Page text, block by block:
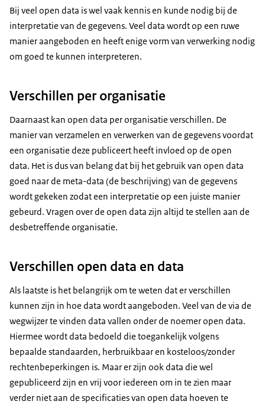
Bij veel open data is wel vaak kennis en kunde nodig bij de
interpretatie van de gegevens. Veel data wordt op een ruwe
manier aangeboden en heeft enige vorm van verwerking nodig
om goed te kunnen interpreteren.
Verschillen per organisatie
Daarnaast kan open data per organisatie verschillen. De
manier van verzamelen en verwerken van de gegevens voordat
een organisatie deze publiceert heeft invloed op de open
data. Het is dus van belang dat bij het gebruik van open data
goed naar de meta-data (de beschrijving) van de gegevens
wordt gekeken zodat een interpretatie op een juiste manier
gebeurd. Vragen over de open data zijn altijd te stellen aan de
desbetreffende organisatie.
Verschillen open data en data
Als laatste is het belangrijk om te weten dat er verschillen
kunnen zijn in hoe data wordt aangeboden. Veel van de via de
wegwijzer te vinden data vallen onder de noemer open data.
Hiermee wordt data bedoeld die toegankelijk volgens
bepaalde standaarden, herbruikbaar en kosteloos/zonder
rechtenbeperkingen is. Maar er zijn ook data die wel
gepubliceerd zijn en vrij voor iedereen om in te zien maar
verder niet aan de specificaties van open data hoeven te